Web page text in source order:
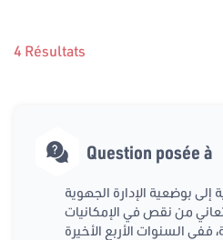
4 Résultats
Question posée à
إلى بوضعية الإدارة الجهوية
تعاني من نقص في الإمكانيات
ففي السنوات الأربع الأخيرة